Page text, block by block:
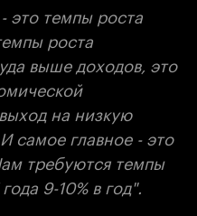
это темпы роста
роста
выше доходов, это
на низкую
самое главное - это
требуются темпы
9-10% в год".